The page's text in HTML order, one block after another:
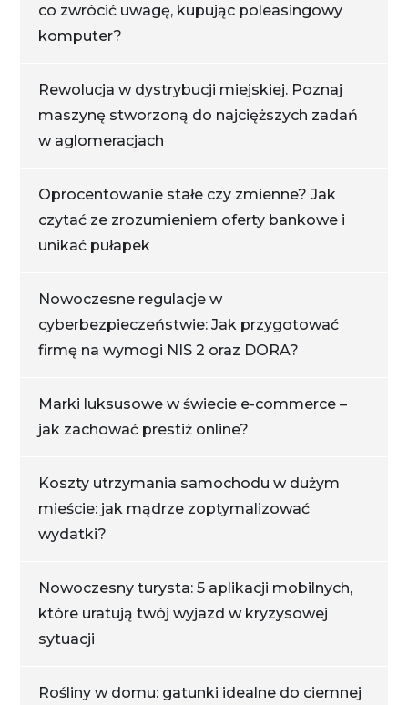
co zwrócić uwagę, kupując poleasingowy
komputer?
Rewolucja w dystrybucji miejskiej. Poznaj
maszynę stworzoną do najcięższych zadań
w aglomeracjach
Oprocentowanie stałe czy zmienne? Jak
czytać ze zrozumieniem oferty bankowe i
unikać pułapek
Nowoczesne regulacje w
cyberbezpieczeństwie: Jak przygotować
firmę na wymogi NIS 2 oraz DORA?
Marki luksusowe w świecie e-commerce –
jak zachować prestiż online?
Koszty utrzymania samochodu w dużym
mieście: jak mądrze zoptymalizować
wydatki?
Nowoczesny turysta: 5 aplikacji mobilnych,
które uratują twój wyjazd w kryzysowej
sytuacji
Rośliny w domu: gatunki idealne do ciemnej